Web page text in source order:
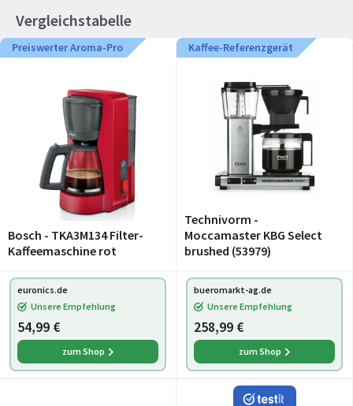
Vergleichstabelle
Preiswerter Aroma-Pro
Bosch - TKA3M134 Filter-
Kaffeemaschine rot
Kaffee-Referenzgerät
Technivorm -
Moccamaster KBG Select
brushed (53979)
euronics.de
Unsere Empfehlung
54,99 €
zum Shop
bueromarkt-ag.de
Unsere Empfehlung
258,99 €
zum Shop